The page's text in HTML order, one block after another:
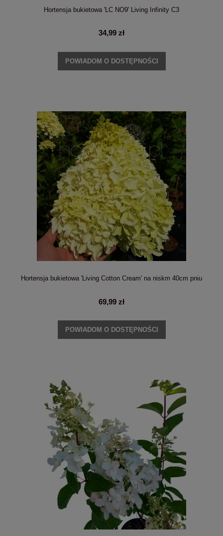
Hortensja bukietowa 'LC NO9' Living Infinity C3
34,99 zł
POWIADOM O DOSTĘPNOŚCI
Hortensja bukietowa 'Living Cotton Cream' na niskm 40cm pniu
69,99 zł
POWIADOM O DOSTĘPNOŚCI